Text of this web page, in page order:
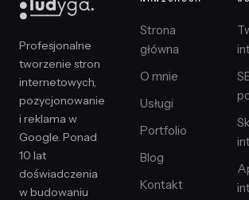
Profesjonalne
tworzenie stron
internetowych,
pozycjonowanie
i reklama w
Google. Ponad
10 lat
doświadczenia
w budowaniu
Strona
główna
O mnie
Usługi
Portfolio
Blog
Kontakt